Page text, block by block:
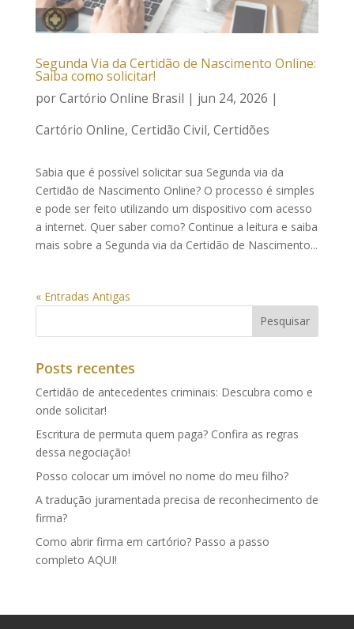
Segunda Via da Certidão de Nascimento Online:
Saiba como solicitar!
porCartório Online Brasil | jun 24, 2026 |
Cartório Online, Certidão Civil, Certidões
Sabia que é possível solicitar sua Segunda via da
Certidão de Nascimento Online? O processo é simples
e pode ser feito utilizando um dispositivo com acesso
a internet. Quer saber como? Continue a leitura e saiba
mais sobre a Segunda via da Certidão de Nascimento...
« Entradas Antigas
Posts recentes
Certidão de antecedentes criminais: Descubra como e
onde solicitar!
Escritura de permuta quem paga? Confira as regras
dessa negociação!
Posso colocar um imóvel no nome do meu filho?
A tradução juramentada precisa de reconhecimento de
firma?
Como abrir firma em cartório? Passo a passo
completo AQUI!